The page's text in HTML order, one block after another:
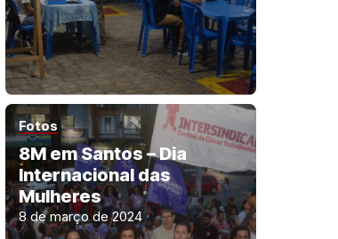
Fotos
8M em Santos – Dia
Internacional das
Mulheres
8 de março de 2024